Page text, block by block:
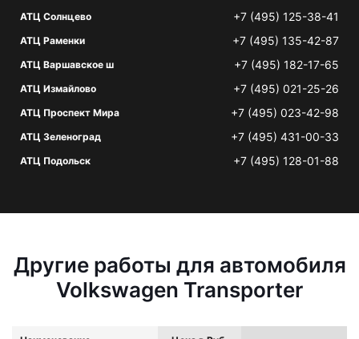
АТЦ Солнцево +7 (495) 125-38-41
АТЦ Раменки +7 (495) 135-42-87
АТЦ Варшавское ш +7 (495) 182-17-65
АТЦ Измайлово +7 (495) 021-25-26
АТЦ Проспект Мира +7 (495) 023-42-98
АТЦ Зеленоград +7 (495) 431-00-33
АТЦ Подольск +7 (495) 128-01-88
Другие работы для автомобиля
Volkswagen Transporter